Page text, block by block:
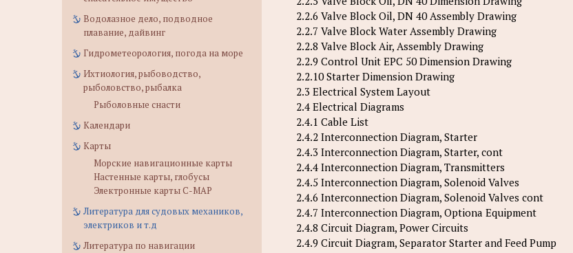
Водолазное дело, подводное
плавание, дайвинг
Гидрометеорология, погода на море
Ихтиология, рыбоводство,
рыболовство, рыбалка
Рыболовные снасти
Календари
Карты
Морские навигационные карты
Настенные карты, глобусы
Электронные карты C-MAP
Литература для судовых механиков,
электриков и т.д
Литература по навигации
2.2.6 Valve Block Oil, DN 40 Assembly Drawing
2.2.7 Valve Block Water Assembly Drawing
2.2.8 Valve Block Air, Assembly Drawing
2.2.9 Control Unit EPC 50 Dimension Drawing
2.2.10 Starter Dimension Drawing
2.3 Electrical System Layout
2.4 Electrical Diagrams
2.4.1 Cable List
2.4.2 Interconnection Diagram, Starter
2.4.3 Interconnection Diagram, Starter, cont
2.4.4 Interconnection Diagram, Transmitters
2.4.5 Interconnection Diagram, Solenoid Valves
2.4.6 Interconnection Diagram, Solenoid Valves cont
2.4.7 Interconnection Diagram, Optiona Equipment
2.4.8 Circuit Diagram, Power Circuits
2.4.9 Circuit Diagram, Separator Starter and Feed Pump